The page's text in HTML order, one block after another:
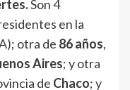
Son 4
en la
otra de 86 años,
Aires; y otra
de Chaco; y